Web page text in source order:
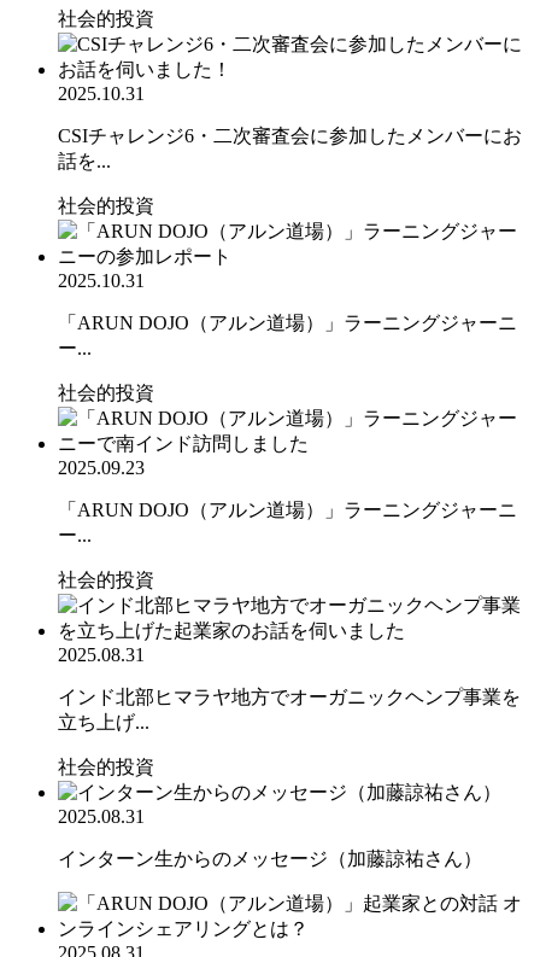
社会的投資
2025.10.31
CSIチャレンジ6・二次審査会に参加したメンバーにお
話を...
社会的投資
2025.10.31
「ARUN DOJO（アルン道場）」ラーニングジャーニ
ー...
社会的投資
2025.09.23
「ARUN DOJO（アルン道場）」ラーニングジャーニ
ー...
社会的投資
2025.08.31
インド北部ヒマラヤ地方でオーガニックヘンプ事業を
立ち上げ...
社会的投資
2025.08.31
インターン生からのメッセージ（加藤諒祐さん）
2025.08.31